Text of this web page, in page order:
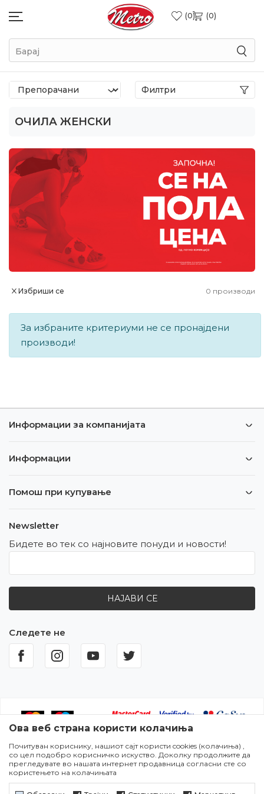
0 0
Барај
ОЧИЛА ЖЕНСКИ
Филтри
0 производи
Избриши се
За избраните критериуми не се пронајдени
производи!
Информации за компанијата
Информации
Помош при купување
Newsletter
Бидете во тек со најновите понуди и новости!
НАЈАВИ СЕ
Следете не
Настојуваме да бидеме што попрецизни во описот на
производите,прикажувањето на сликите и самите цени,но не
можеме да гарантираме дека сите информации се комплетни и
без грешки. Сите артикли прикажани на сајтот се дел од нашата
Ова веб страна користи колачиња
Почитуван кориснику, нашиот сајт користи cookies (колачиња) ,
со цел подобро корисничко искуство. Доколку продолжите да
прегледувате во нашата интернет продавница согласни сте со
користењето на колачињата